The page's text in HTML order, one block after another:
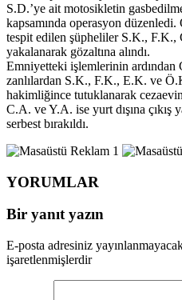
S.D.’ye ait motosikletin
kapsamında operasyon düzenledi.
tespit edilen şüpheliler S.K.,
yakalanarak gözaltına alındı.
Emniyetteki işlemlerinin ardından
zanlılardan S.K., F.K., E.K. ve
hakimliğince tutuklanarak
C.A. ve Y.A. ise yurt dışına çıkış
serbest bırakıldı.
YORUMLAR
Bir yanıt yazın
E-posta adresiniz
işaretlenmişlerdir